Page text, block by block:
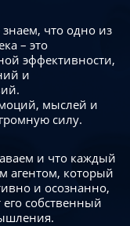
что одно из
– это
эффективности,
и
мыслей и
силу.
и что каждый
агентом, который
и осознанно,
его собственный